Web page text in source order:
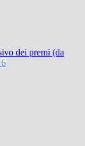
dei premi (da
6